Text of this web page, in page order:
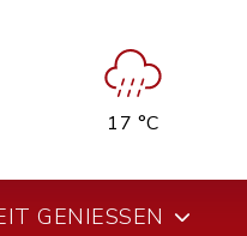
17 °C
GENIESSEN